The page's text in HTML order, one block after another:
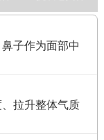
子作为面部中
拉升整体气质